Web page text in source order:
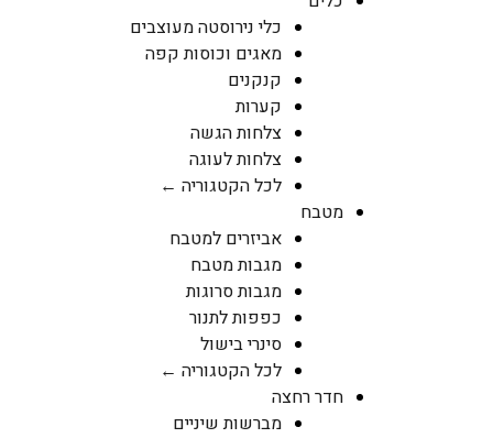
כלי נירוסטה מעוצבים
מאגים וכוסות קפה
קנקנים
קערות
צלחות הגשה
צלחות לעוגה
לכל הקטגוריה ←
מטבח
אביזרים למטבח
מגבות מטבח
מגבות סרוגות
כפפות לתנור
סינרי בישול
לכל הקטגוריה ←
חדר רחצה
מברשות שיניים